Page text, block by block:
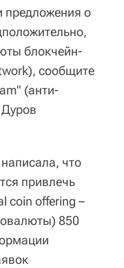
предложения о
блокчейн-
сообщите
(анти-
что
привлечь
coin offering –
850